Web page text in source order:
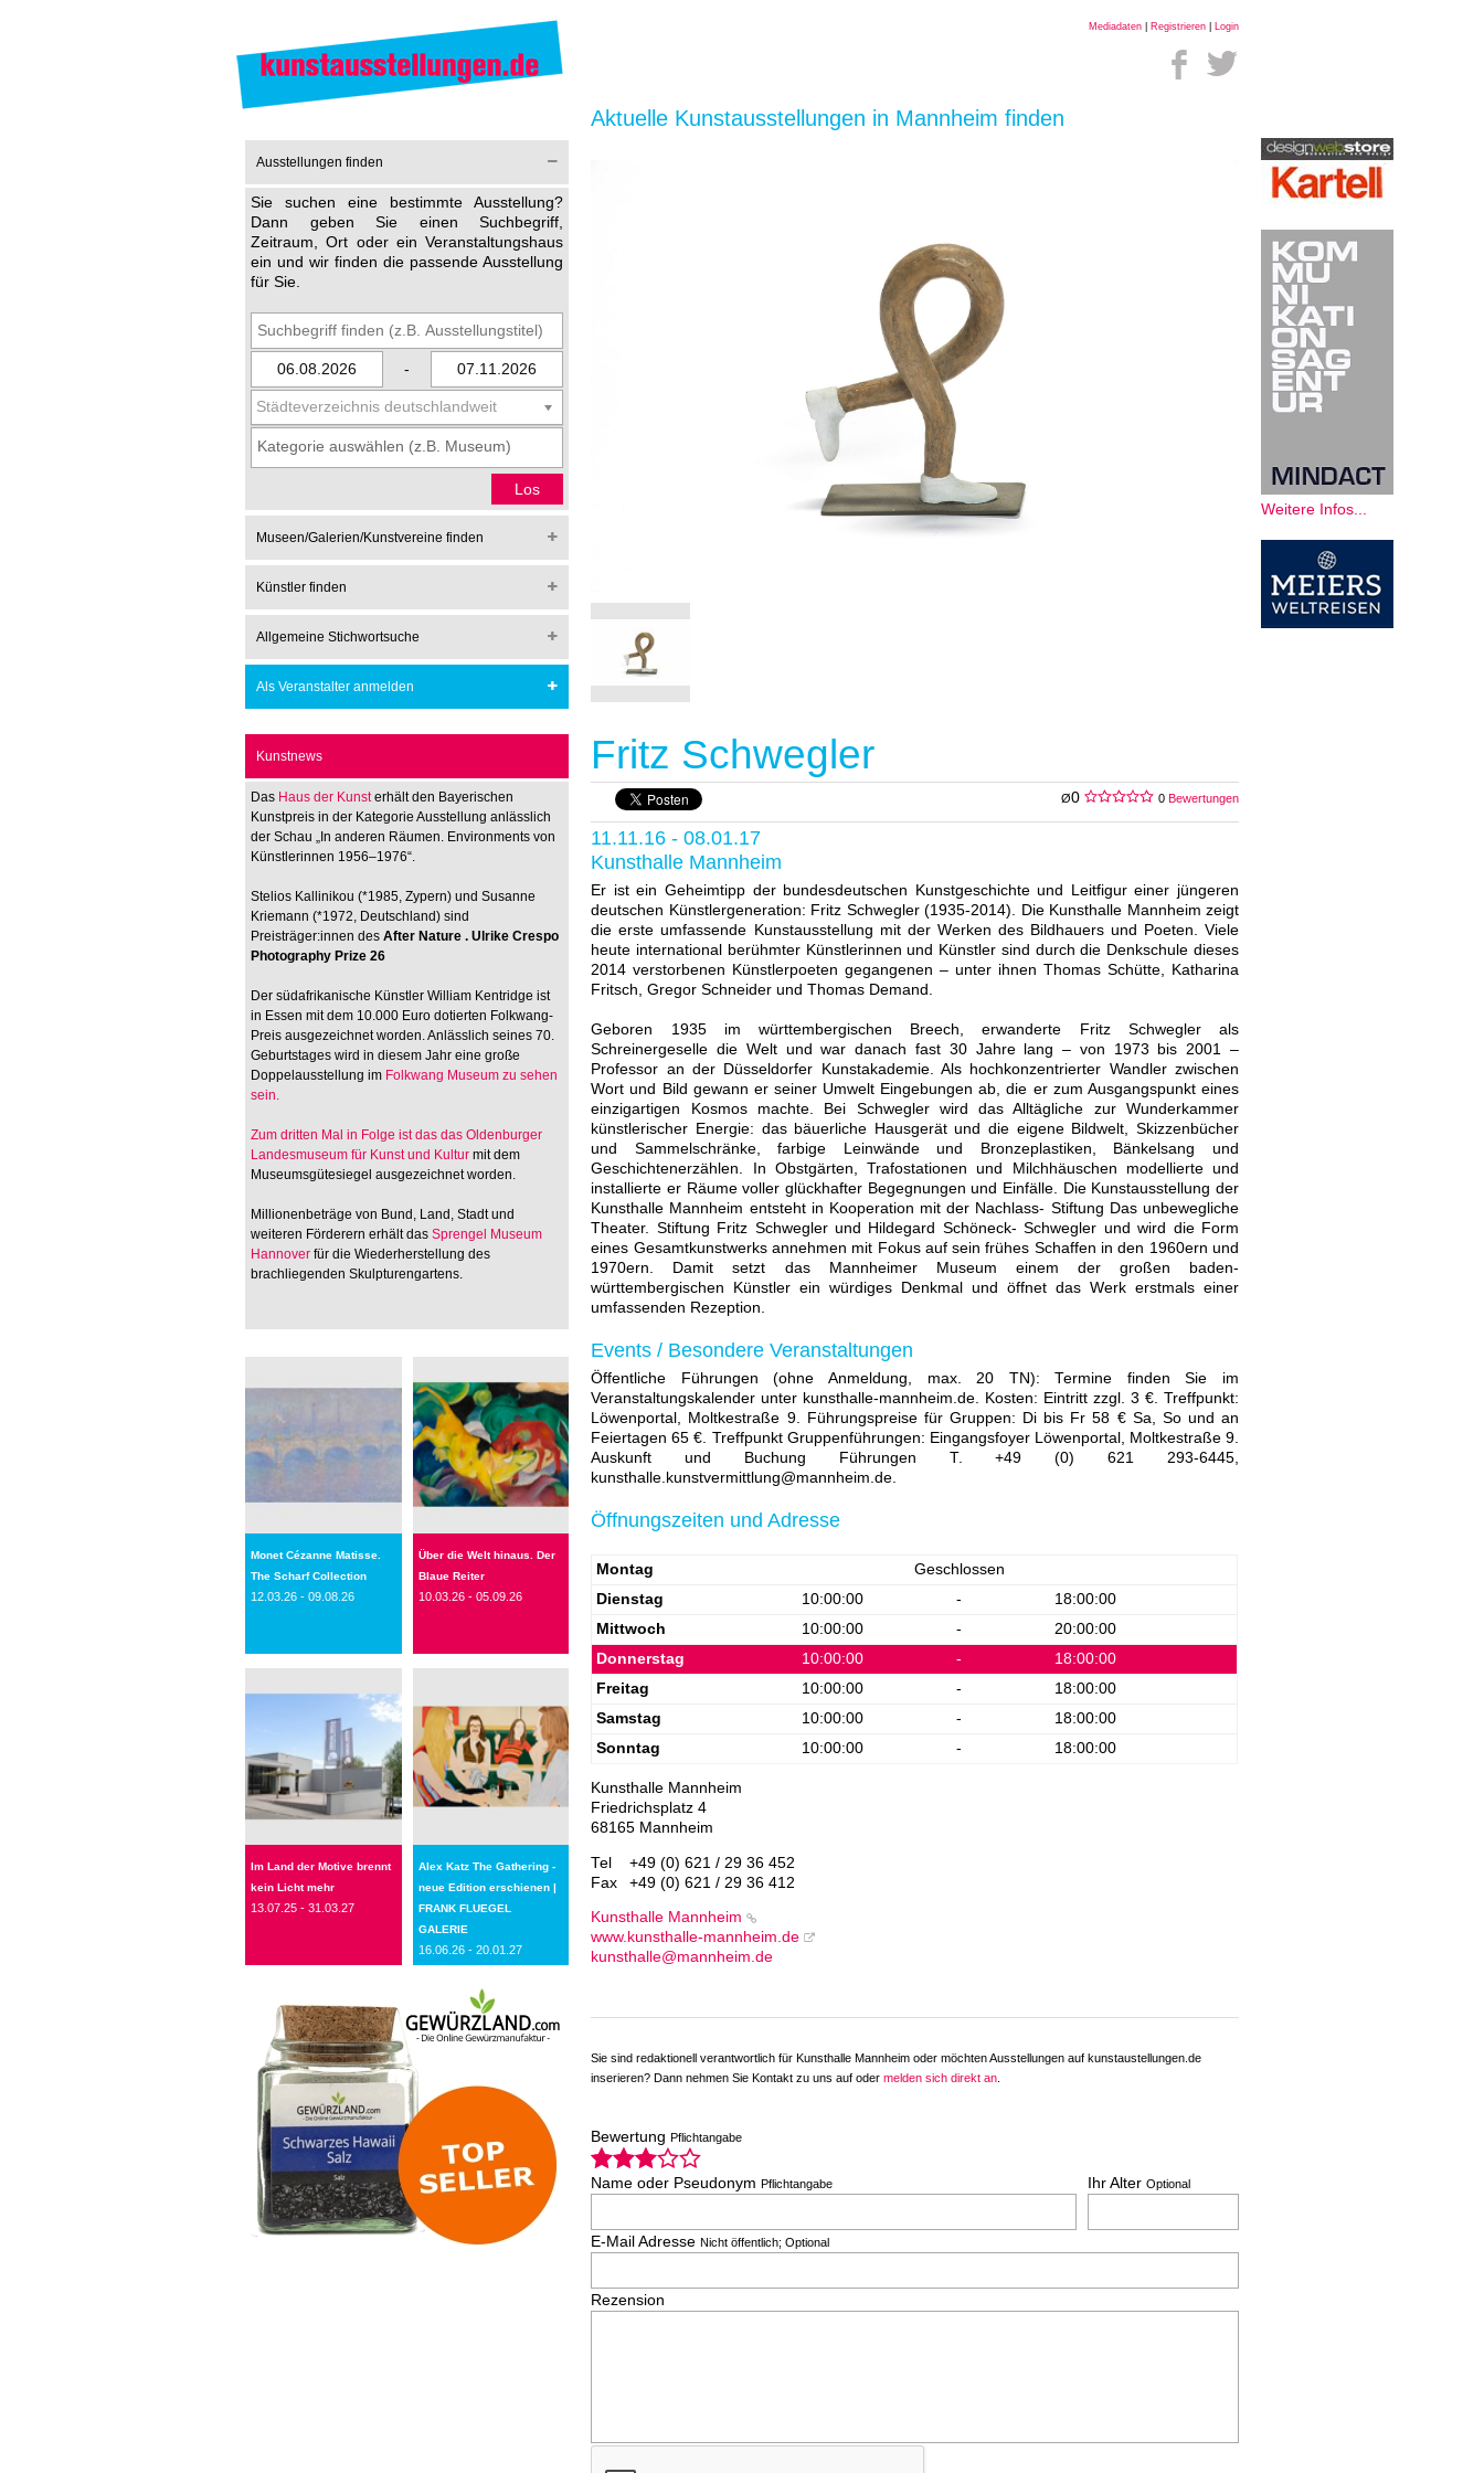
Weitere Infos...
Mediadaten| Registrieren| Login
Aktuelle Kunstausstellungen in Mannheim finden
Ausstellungen finden
Sie suchen eine bestimmte Ausstellung?
Dann geben Sie einen Suchbegriff,
Zeitraum, Ort oder ein Veranstaltungshaus
ein und wir finden die passende Ausstellung
für Sie.
-
Städteverzeichnis deutschlandweit
Museen/Galerien/Kunstvereine finden
Künstler finden
Allgemeine Stichwortsuche
Als Veranstalter anmelden
Kunstnews
Das Haus der Kunsterhält den Bayerischen
Kunstpreis in der Kategorie Ausstellung anlässlich
der Schau „In anderen Räumen. Environments von
Künstlerinnen 1956–1976“.
Stelios Kallinikou (*1985, Zypern) und Susanne
Kriemann (*1972, Deutschland) sind
Preisträger:innen des After Nature . Ulrike Crespo
Photography Prize 26
Der südafrikanische Künstler William Kentridge ist
in Essen mit dem 10.000 Euro dotierten Folkwang-
Preis ausgezeichnet worden. Anlässlich seines 70.
Geburtstages wird in diesem Jahr eine große
Doppelausstellung im Folkwang Museum zu sehen
sein.
Zum dritten Mal in Folge ist das das Oldenburger
Landesmuseum für Kunst und Kultur mit dem
Museumsgütesiegel ausgezeichnet worden.
Millionenbeträge von Bund, Land, Stadt und
weiteren Förderern erhält das Sprengel Museum
Hannover für die Wiederherstellung des
brachliegenden Skulpturengartens.
Monet Cézanne Matisse.
The Scharf Collection
12.03.26 - 09.08.26
Über die Welt hinaus. Der
Blaue Reiter
10.03.26 - 05.09.26
Im Land der Motive brennt
kein Licht mehr
13.07.25 - 31.03.27
Alex Katz The Gathering -
neue Edition erschienen |
FRANK FLUEGEL
GALERIE
16.06.26 - 20.01.27
Fritz Schwegler
Ø0 0Bewertungen
11.11.16 - 08.01.17
Kunsthalle Mannheim
Er ist ein Geheimtipp der bundesdeutschen Kunstgeschichte und Leitfigur einer jüngeren
deutschen Künstlergeneration: Fritz Schwegler (1935-2014). Die Kunsthalle Mannheim zeigt
die erste umfassende Kunstausstellung mit der Werken des Bildhauers und Poeten. Viele
heute international berühmter Künstlerinnen und Künstler sind durch die Denkschule dieses
2014 verstorbenen Künstlerpoeten gegangenen – unter ihnen Thomas Schütte, Katharina
Fritsch, Gregor Schneider und Thomas Demand.
Geboren 1935 im württembergischen Breech, erwanderte Fritz Schwegler als
Schreinergeselle die Welt und war danach fast 30 Jahre lang – von 1973 bis 2001 –
Professor an der Düsseldorfer Kunstakademie. Als hochkonzentrierter Wandler zwischen
Wort und Bild gewann er seiner Umwelt Eingebungen ab, die er zum Ausgangspunkt eines
einzigartigen Kosmos machte. Bei Schwegler wird das Alltägliche zur Wunderkammer
künstlerischer Energie: das bäuerliche Hausgerät und die eigene Bildwelt, Skizzenbücher
und Sammelschränke, farbige Leinwände und Bronzeplastiken, Bänkelsang und
Geschichtenerzählen. In Obstgärten, Trafostationen und Milchhäuschen modellierte und
installierte er Räume voller glückhafter Begegnungen und Einfälle. Die Kunstausstellung der
Kunsthalle Mannheim entsteht in Kooperation mit der Nachlass- Stiftung Das unbewegliche
Theater. Stiftung Fritz Schwegler und Hildegard Schöneck- Schwegler und wird die Form
eines Gesamtkunstwerks annehmen mit Fokus auf sein frühes Schaffen in den 1960ern und
1970ern. Damit setzt das Mannheimer Museum einem der großen baden-
württembergischen Künstler ein würdiges Denkmal und öffnet das Werk erstmals einer
umfassenden Rezeption.
Events / Besondere Veranstaltungen
Öffentliche Führungen (ohne Anmeldung, max. 20 TN): Termine finden Sie im
Veranstaltungskalender unter kunsthalle-mannheim.de. Kosten: Eintritt zzgl. 3 €. Treffpunkt:
Löwenportal, Moltkestraße 9. Führungspreise für Gruppen: Di bis Fr 58 € Sa, So und an
Feiertagen 65 €. Treffpunkt Gruppenführungen: Eingangsfoyer Löwenportal, Moltkestraße 9.
Auskunft und Buchung Führungen T. +49 (0) 621 293-6445,
kunsthalle.kunstvermittlung@mannheim.de.
Öffnungszeiten und Adresse
Montag
Geschlossen
Dienstag
10:00:00 -
18:00:00
Mittwoch
10:00:00 -
20:00:00
Donnerstag
10:00:00 -
18:00:00
Freitag
10:00:00 -
18:00:00
Samstag
10:00:00 -
18:00:00
Sonntag
10:00:00 - 18:00:00
Kunsthalle Mannheim
Friedrichsplatz 4
68165 Mannheim
Tel
+49 (0) 621 / 29 36 452
Fax
+49 (0) 621 / 29 36 412
Kunsthalle Mannheim
www.kunsthalle-mannheim.de
kunsthalle@mannheim.de
Sie sind redaktionell verantwortlich für Kunsthalle Mannheim oder möchten Ausstellungen auf kunstaustellungen.de
inserieren? Dann nehmen Sie Kontakt zu uns auf odermelden sich direkt an
BewertungPflichtangabe
Name oder PseudonymPflichtangabe Ihr AlterOptional
E-Mail AdresseNicht öffentlich; Optional
Rezension